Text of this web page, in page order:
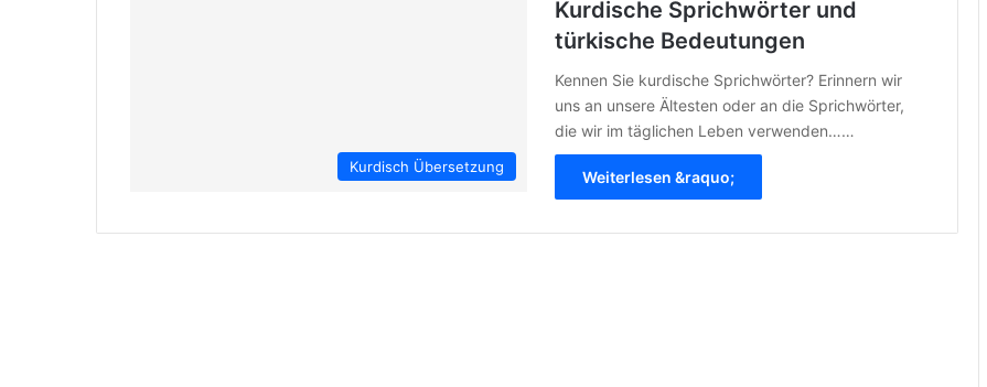
Kurdisch Übersetzung
Kurdische Sprichwörter und
türkische Bedeutungen
Kennen Sie kurdische Sprichwörter? Erinnern wir
uns an unsere Ältesten oder an die Sprichwörter,
die wir im täglichen Leben verwenden……
Weiterlesen &raquo;